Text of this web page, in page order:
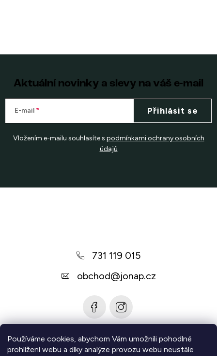
Používáme cookies, abychom Vám umožnili pohodlné
prohlížení webu a díky analýze provozu webu neustále
Aktuální novinky a slevy na váš e-mail
E-mail
Vložením e-mailu souhlasíte s podmínkami ochrany osobních
údajů
Přihlásit se
731 119 015
obchod@jonap.cz
Informace pro vás